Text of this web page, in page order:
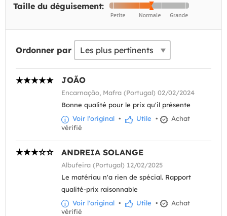
Taille du déguisement:
Ordonner par
JOÃO
Encarnação, Mafra (Portugal) 02/02/2024
Bonne qualité pour le prix qu'il présente
Voir l'original • Utile •
Achat
vérifié
ANDREIA SOLANGE
Albufeira (Portugal) 12/02/2025
Le matériau n'a rien de spécial. Rapport
qualité-prix raisonnable
Voir l'original • Utile •
Achat
vérifié